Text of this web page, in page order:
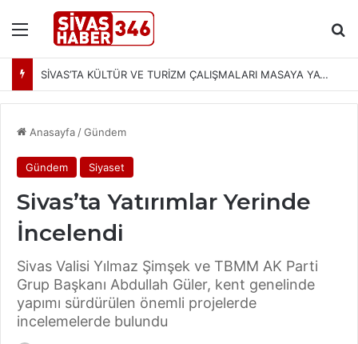
Menü
SİVAS’TA KÜLTÜR VE TURİZM ÇALIŞMALARI MASAYA YATIRILDI: YENİ PROJELER YOLDA
Anasayfa /Gündem
Gündem Siyaset
Sivas’ta Yatırımlar Yerinde
İncelendi
Sivas Valisi Yılmaz Şimşek ve TBMM AK Parti
Grup Başkanı Abdullah Güler, kent genelinde
yapımı sürdürülen önemli projelerde
incelemelerde bulundu